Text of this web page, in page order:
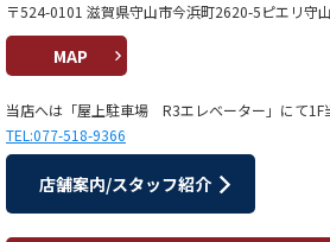
〒524-0101 滋賀県守山市今浜町2620-5ピエリ守
MAP
当店へは「屋上駐車場 R3エレベーター」にて1F
TEL:077-518-9366
店舗案内/スタッフ紹介